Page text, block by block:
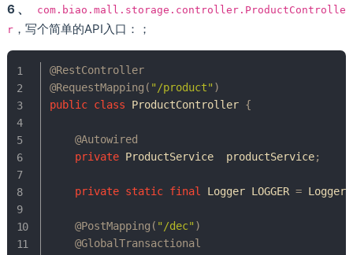
6、
com.biao.mall.storage.controller.ProductControlle
r ，写个简单的API入口：；
@RestController
@RequestMapping ( "/product" )
public class ProductController {
@Autowired
private ProductService
  productService
;
private static final Logger LOGGER =
@PostMapping ( "/dec" )
@GlobalTransactional